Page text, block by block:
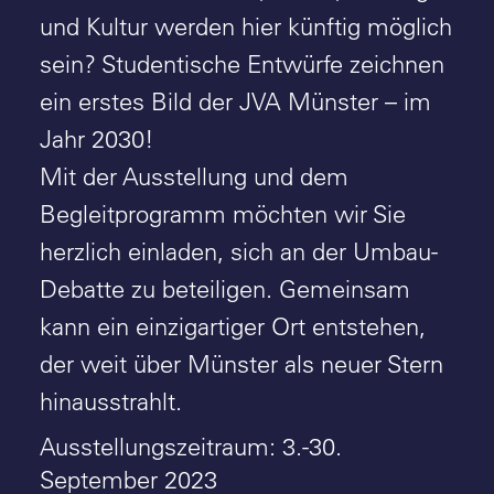
und Kultur werden hier künftig möglich
sein? Studentische Entwürfe zeichnen
ein erstes Bild der JVA Münster – im
Jahr 2030!
Mit der Ausstellung und dem
Begleitprogramm möchten wir Sie
herzlich einladen, sich an der Umbau-
Debatte zu beteiligen. Gemeinsam
kann ein einzigartiger Ort entstehen,
der weit über Münster als neuer Stern
hinausstrahlt.
Ausstellungszeitraum: 3.-30.
September 2023